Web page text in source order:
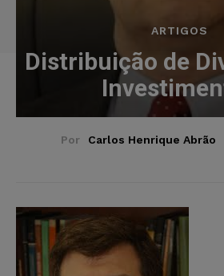
ARTIGOS
Distribuição de
Por Carlos Henrique Abrão